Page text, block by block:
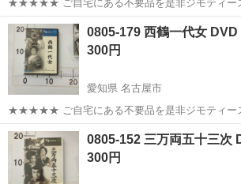
★★★★★ ご自宅にある不要品を是非ジモティー
みしませんか？ 家電、趣味・スポーツ・レジャー
衣料服飾品、生活雑貨、家具、本、CD・DVDなど
ち込めます！ ※詳細はこ...
愛知 名古屋市 DVD/ブルーレイ
0805-179 西鶴一代女 DVD
300円
愛知県 名古屋市
★★★★★ ご自宅にある不要品を是非ジモティース
みしませんか？ 家電、趣味・スポーツ・レジャー
衣料服飾品、生活雑貨、家具、本、CD・DVDなど
ち込めます！ ※詳細はこ...
愛知 名古屋市 DVD/ブルーレイ DVD
0805-152 三万両五十三次
300円